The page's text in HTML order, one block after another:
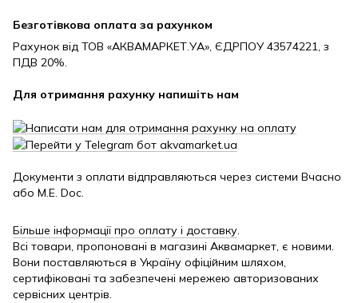
Безготівкова оплата за рахунком
Рахунок від ТОВ «АКВАМАРКЕТ.УА», ЄДРПОУ 43574221, з
ПДВ 20%.
Для отримання рахунку напишіть нам
Документи з оплати відправляються через системи Вчасно
або M.E. Doc.
Більше інформації про оплату і доставку.
Всі товари, пропоновані в магазині Аквамаркет, є новими.
Вони поставляються в Україну офіційним шляхом,
сертифіковані та забезпечені мережею авторизованих
сервісних центрів.